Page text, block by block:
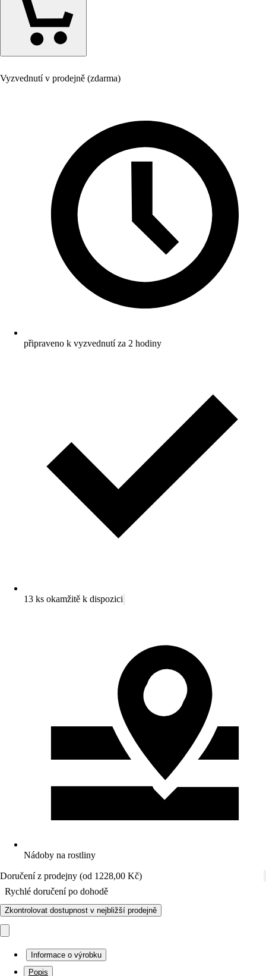
Vyzvednutí v prodejně (zdarma)
připraveno k vyzvednutí za 2 hodiny
13 ks okamžitě k dispozici
Nádoby na rostliny
Doručení z prodejny (od 1228,00 Kč)
Rychlé doručení po dohodě
Zkontrolovat dostupnost v nejbližší prodejně
Informace o výrobku
Popis